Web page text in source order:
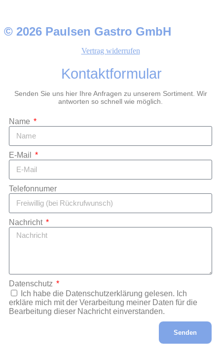
© 2026 Paulsen Gastro GmbH
Vertrag widerrufen
Kontaktformular
Senden Sie uns hier Ihre Anfragen zu unserem Sortiment. Wir
antworten so schnell wie möglich.
Name
E-Mail
Telefonnumer
Nachricht
Datenschutz
Ich habe die Datenschutzerklärung gelesen. Ich
erkläre mich mit der Verarbeitung meiner Daten für die
Bearbeitung dieser Nachricht einverstanden.
Senden